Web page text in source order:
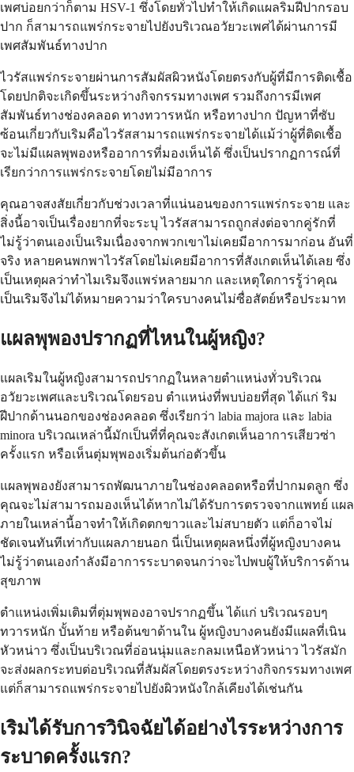
เพศบ่อยกว่าก็ตาม HSV-1 ซึ่งโดยทั่วไปทำให้เกิดแผลริมฝีปากรอบ
ปาก ก็สามารถแพร่กระจายไปยังบริเวณอวัยวะเพศได้ผ่านการมี
เพศสัมพันธ์ทางปาก
ไวรัสแพร่กระจายผ่านการสัมผัสผิวหนังโดยตรงกับผู้ที่มีการติดเชื้อ
โดยปกติจะเกิดขึ้นระหว่างกิจกรรมทางเพศ รวมถึงการมีเพศ
สัมพันธ์ทางช่องคลอด ทางทวารหนัก หรือทางปาก ปัญหาที่ซับ
ซ้อนเกี่ยวกับเริมคือไวรัสสามารถแพร่กระจายได้แม้ว่าผู้ที่ติดเชื้อ
จะไม่มีแผลพุพองหรืออาการที่มองเห็นได้ ซึ่งเป็นปรากฏการณ์ที่
เรียกว่าการแพร่กระจายโดยไม่มีอาการ
คุณอาจสงสัยเกี่ยวกับช่วงเวลาที่แน่นอนของการแพร่กระจาย และ
สิ่งนี้อาจเป็นเรื่องยากที่จะระบุ ไวรัสสามารถถูกส่งต่อจากคู่รักที่
ไม่รู้ว่าตนเองเป็นเริมเนื่องจากพวกเขาไม่เคยมีอาการมาก่อน อันที่
จริง หลายคนพกพาไวรัสโดยไม่เคยมีอาการที่สังเกตเห็นได้เลย ซึ่ง
เป็นเหตุผลว่าทำไมเริมจึงแพร่หลายมาก และเหตุใดการรู้ว่าคุณ
เป็นเริมจึงไม่ได้หมายความว่าใครบางคนไม่ซื่อสัตย์หรือประมาท
แผลพุพองปรากฏที่ไหนในผู้หญิง?
แผลเริมในผู้หญิงสามารถปรากฏในหลายตำแหน่งทั่วบริเวณ
อวัยวะเพศและบริเวณโดยรอบ ตำแหน่งที่พบบ่อยที่สุด ได้แก่ ริม
ฝีปากด้านนอกของช่องคลอด ซึ่งเรียกว่า labia majora และ labia
minora บริเวณเหล่านี้มักเป็นที่ที่คุณจะสังเกตเห็นอาการเสียวซ่า
ครั้งแรก หรือเห็นตุ่มพุพองเริ่มต้นก่อตัวขึ้น
แผลพุพองยังสามารถพัฒนาภายในช่องคลอดหรือที่ปากมดลูก ซึ่ง
คุณจะไม่สามารถมองเห็นได้หากไม่ได้รับการตรวจจากแพทย์ แผล
ภายในเหล่านี้อาจทำให้เกิดตกขาวและไม่สบายตัว แต่ก็อาจไม่
ชัดเจนทันทีเท่ากับแผลภายนอก นี่เป็นเหตุผลหนึ่งที่ผู้หญิงบางคน
ไม่รู้ว่าตนเองกำลังมีอาการระบาดจนกว่าจะไปพบผู้ให้บริการด้าน
สุขภาพ
ตำแหน่งเพิ่มเติมที่ตุ่มพุพองอาจปรากฏขึ้น ได้แก่ บริเวณรอบๆ
ทวารหนัก บั้นท้าย หรือต้นขาด้านใน ผู้หญิงบางคนยังมีแผลที่เนิน
หัวหน่าว ซึ่งเป็นบริเวณที่อ่อนนุ่มและกลมเหนือหัวหน่าว ไวรัสมัก
จะส่งผลกระทบต่อบริเวณที่สัมผัสโดยตรงระหว่างกิจกรรมทางเพศ
แต่ก็สามารถแพร่กระจายไปยังผิวหนังใกล้เคียงได้เช่นกัน
เริมได้รับการวินิจฉัยได้อย่างไรระหว่างการ
ระบาดครั้งแรก?